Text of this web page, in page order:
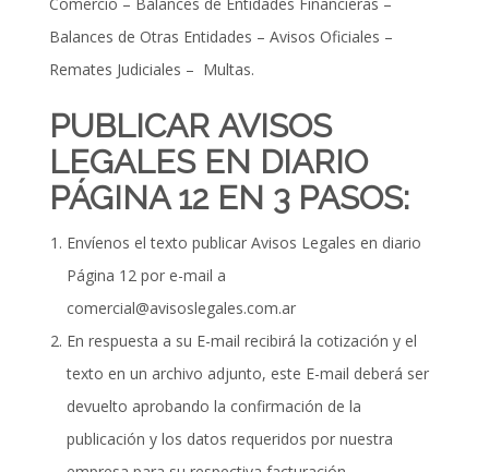
Comercio – Balances de Entidades Financieras –
Balances de Otras Entidades – Avisos Oficiales –
Remates Judiciales – Multas.
PUBLICAR AVISOS
LEGALES EN DIARIO
PÁGINA 12 EN 3 PASOS:
Envíenos el texto publicar Avisos Legales en diario
Página 12 por e-mail a
comercial@avisoslegales.com.ar
En respuesta a su E-mail recibirá la cotización y el
texto en un archivo adjunto, este E-mail deberá ser
devuelto aprobando la confirmación de la
publicación y los datos requeridos por nuestra